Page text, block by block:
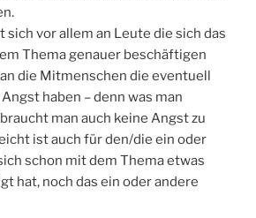
sich vor allem an Leute die sich das
Thema genauer beschäftigen
die Mitmenschen die eventuell
haben – denn was man
man auch keine Angst zu
ist auch für den/die ein oder
schon mit dem Thema etwas
hat, noch das ein oder andere